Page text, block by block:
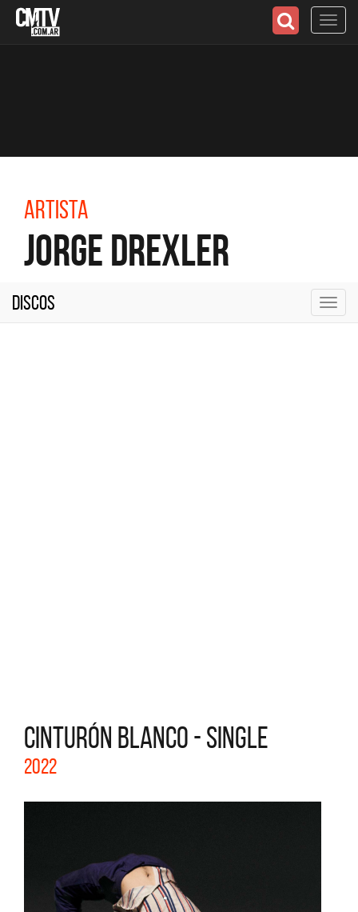
Artista
Jorge Drexler
Discos
CINTURÓN BLANCO - SINGLE
2022